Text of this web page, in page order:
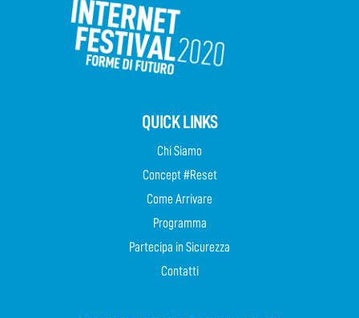
QUICK LINKS
Chi Siamo
Concept #Reset
Come Arrivare
Programma
Partecipa in Sicurezza
Contatti